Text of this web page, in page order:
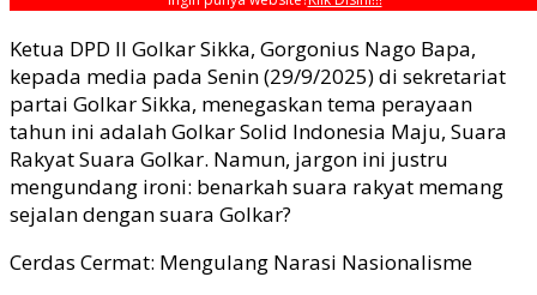
Ketua DPD II Golkar Sikka, Gorgonius Nago Bapa,
kepada media pada Senin (29/9/2025) di sekretariat
partai Golkar Sikka, menegaskan tema perayaan
tahun ini adalah Golkar Solid Indonesia Maju, Suara
Rakyat Suara Golkar. Namun, jargon ini justru
mengundang ironi: benarkah suara rakyat memang
sejalan dengan suara Golkar?
Cerdas Cermat: Mengulang Narasi Nasionalisme